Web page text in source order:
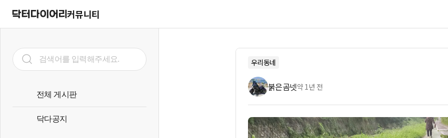
커뮤니티
전체 게시판
닥다공지
우리동네
붉은곰넷약 1년 전